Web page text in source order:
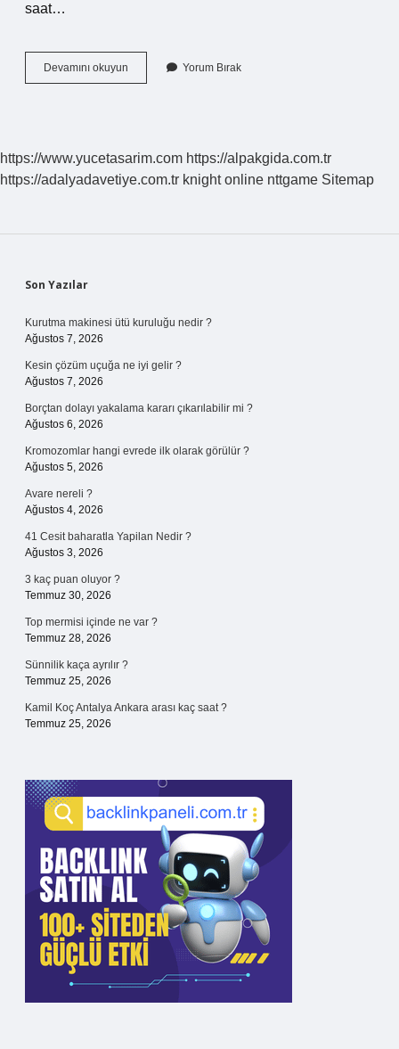
saat…
Devamını okuyun
Type
Yorum Bırak
https://www.yucetasarim.com https://alpakgida.com.tr
https://adalyadavetiye.com.tr knight online nttgame Sitemap
Sidebar
Son Yazılar
Kurutma makinesi ütü kuruluğu nedir ?
Ağustos 7, 2026
Kesin çözüm uçuğa ne iyi gelir ?
Ağustos 7, 2026
Borçtan dolayı yakalama kararı çıkarılabilir mi ?
Ağustos 6, 2026
Kromozomlar hangi evrede ilk olarak görülür ?
Ağustos 5, 2026
Avare nereli ?
Ağustos 4, 2026
41 Cesit baharatla Yapilan Nedir ?
Ağustos 3, 2026
3 kaç puan oluyor ?
Temmuz 30, 2026
Top mermisi içinde ne var ?
Temmuz 28, 2026
Sünnilik kaça ayrılır ?
Temmuz 25, 2026
Kamil Koç Antalya Ankara arası kaç saat ?
Temmuz 25, 2026